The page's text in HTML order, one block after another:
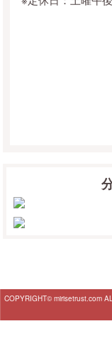
COPYRIGHT© mirisetrust.com